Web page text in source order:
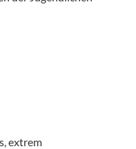
extrem